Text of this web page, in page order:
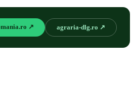
↗ agraria-dlg.ro ↗